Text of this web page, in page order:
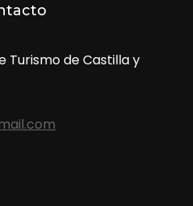
Turismo de Castilla y